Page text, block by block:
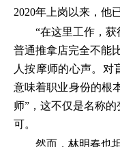
2020年上岗以来，他
“在这里工作，
普通推拿店完全不能
人按摩师的心声。对
意味着职业身份的根
师”，这不仅是名称
可。
然而，林明春也